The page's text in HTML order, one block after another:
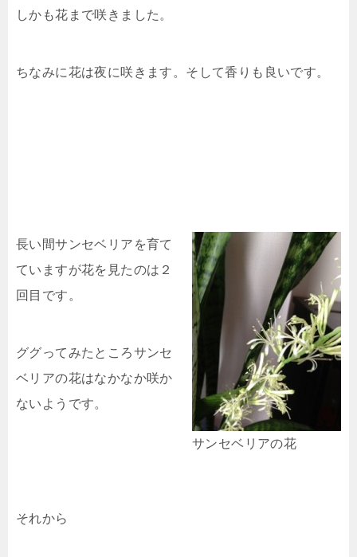
しかも花まで咲きました。
ちなみに花は夜に咲きます。そして香りも良いです。
サンセベリアの花
長い間サンセベリアを育て
ていますが花を見たのは２
回目です。
ググってみたところサンセ
ベリアの花はなかなか咲か
ないようです。
それから